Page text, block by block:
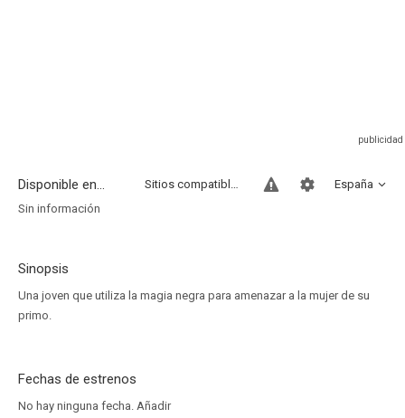
Disponible en... España
Sitios compatibles
Sin información
Sinopsis
Una joven que utiliza la magia negra para amenazar a la mujer de su
primo.
Fechas de estrenos
No hay ninguna fecha. Añadir